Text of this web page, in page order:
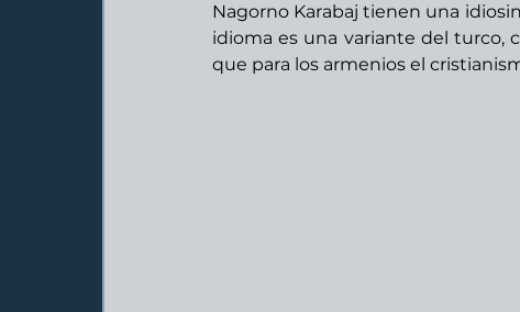
Nagorno Karabaj tienen una
idioma es una variante del turco,
que para los armenios el